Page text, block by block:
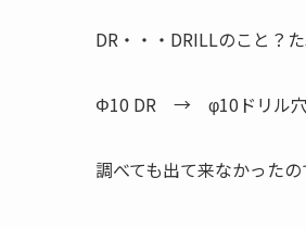
DR・・・DRILLのこと？た
Φ10 DR → φ10ドリル穴
調べても出て来なかったの